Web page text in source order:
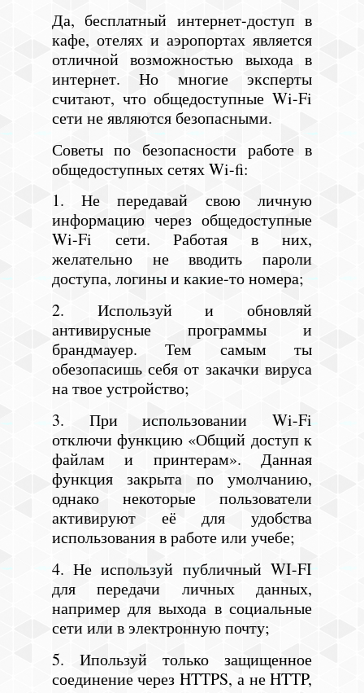
Да, бесплатный интернет-доступ в
кафе, отелях и аэропортах является
отличной возможностью выхода в
интернет. Но многие эксперты
считают, что общедоступные Wi-Fi
сети не являются безопасными.
Советы по безопасности работе в
общедоступных сетях Wi-fi:
1. Не передавай свою личную
информацию через общедоступные
Wi-Fi сети. Работая в них,
желательно не вводить пароли
доступа, логины и какие-то номера;
2. Используй и обновляй
антивирусные программы и
брандмауер. Тем самым ты
обезопасишь себя от закачки вируса
на твое устройство;
3. При использовании Wi-Fi
отключи функцию «Общий доступ к
файлам и принтерам». Данная
функция закрыта по умолчанию,
однако некоторые пользователи
активируют её для удобства
использования в работе или учебе;
4. Не используй публичный WI-FI
для передачи личных данных,
например для выхода в социальные
сети или в электронную почту;
5. Ипользуй только защищенное
соединение через HTTPS, а не HTTP,